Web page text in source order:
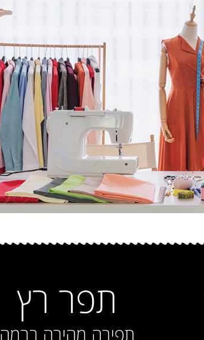
תפר רץ
תפירה מהירה ברמה